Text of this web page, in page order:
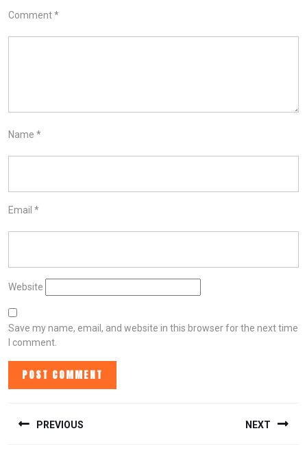
Comment*
Name *
Email *
Website
Save my name, email, and website in this browser for the next time
I comment.
NAVIGATION
PREVIOUS NEXT